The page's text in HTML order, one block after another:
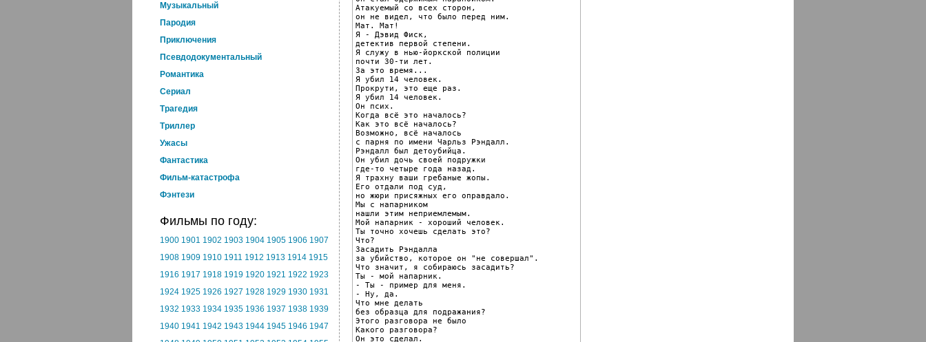
Музыкальный
Пародия
Приключения
Псевдодокументальный
Романтика
Cериал
Трагедия
Триллер
Ужасы
Фантастика
Фильм-катастрофа
Фэнтези
Фильмы по году:
1900 1901 1902 1903 1904 1905 1906 1907
1908 1909 1910 1911 1912 1913 1914 1915
1916 1917 1918 1919 1920 1921 1922 1923
1924 1925 1926 1927 1928 1929 1930 1931
1932 1933 1934 1935 1936 1937 1938 1939
1940 1941 1942 1943 1944 1945 1946 1947
Атакуемый со всех сторон,
он не видел, что было перед ним.
Мат. Мат!
Я - Дэвид Фиск,
детектив первой степени.
Я служу в нью-йоркской полиции
почти 30-ти лет.
За это время...
Я убил 14 человек.
Прокрути, это еще раз.
Я убил 14 человек.
Он псих.
Когда всё это началось?
Как это всё началось?
Возможно, всё началось
с парня по имени Чарльз Рэндалл.
Рэндалл был детоубийца.
Он убил дочь своей подружки
где-то четыре года назад.
Я трахну ваши гребаные жопы.
Его отдали под суд,
но жюри присяжных его оправдало.
Мы с напарником
нашли этим неприемлемым.
Мой напарник - хороший человек.
Ты точно хочешь сделать это?
Что?
Засадить Рэндалла
за убийство, которое он "не совершал".
Что значит, я собираюсь засадить?
Ты - мой напарник.
- Ты - пример для меня.
- Ну, да.
Что мне делать
без образца для подражания?
Этого разговора не было
Какого разговора?
Он это сделал.